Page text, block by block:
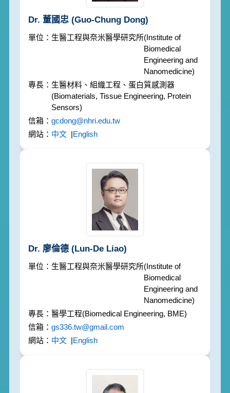
Dr. 董國忠 (Guo-Chung Dong)
生醫工程與奈米醫學研究所(Institute of
Biomedical
Engineering and
Nanomedicine)
生醫材料、組織工程、蛋白質感測器
(Biomaterials, Tissue Engineering, Protein
Sensors)
gcdong@nhri.edu.tw
中文 |English
Dr. 廖倫德 (Lun-De Liao)
生醫工程與奈米醫學研究所(Institute of
Biomedical
Engineering and
Nanomedicine)
醫學工程(Biomedical Engineering, BME)
gs336.tw@gmail.com
中文 |English